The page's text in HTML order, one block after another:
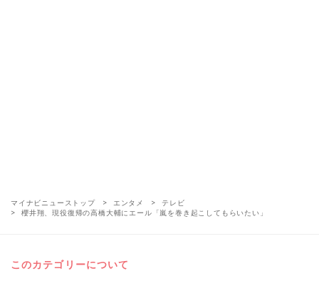
マイナビニューストップ エンタメ
テレビ
櫻井翔、現役復帰の高橋大輔にエール「嵐を巻き起こしてもらいたい」
このカテゴリーについて